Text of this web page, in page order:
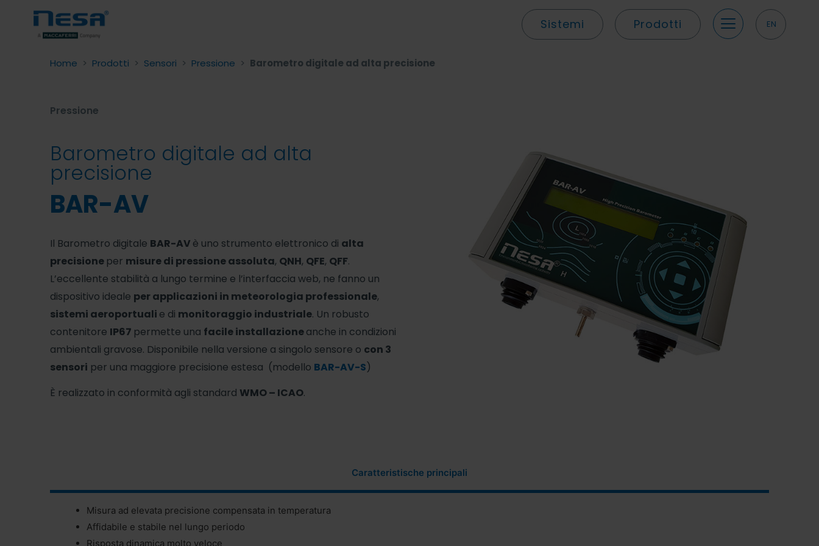
Sistemi Prodotti EN
Home > Prodotti > Sensori > Pressione > Barometro digitale ad alta precisione
Pressione
Barometro digitale ad alta
precisione
BAR-AV
Il Barometro digitale BAR-AV è uno strumento elettronico di alta
precisione per misure di pressione assoluta, QNH, QFE, QFF.
L’eccellente stabilità a lungo termine e l’interfaccia web, ne fanno un
dispositivo ideale per applicazioni in meteorologia professionale,
sistemi aeroportuali e di monitoraggio industriale. Un robusto
contenitore IP67 permette una facile installazioneanche in condizioni
ambientali gravose. Disponibile nella versione a singolo sensore o con 3
sensori per una maggiore precisione estesa (modello BAR-AV-S)
È realizzato in conformità agli standard WMO – ICAO.
Caratteristische principali
Misura ad elevata precisione compensata in temperatura
Affidabile e stabile nel lungo periodo
Risposta dinamica molto veloce